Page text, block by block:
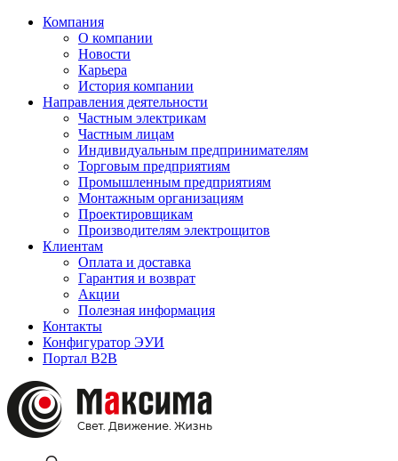
Компания
О компании
Новости
Карьера
История компании
Направления деятельности
Частным электрикам
Частным лицам
Индивидуальным предпринимателям
Торговым предприятиям
Промышленным предприятиям
Монтажным организациям
Проектировщикам
Производителям электрощитов
Клиентам
Оплата и доставка
Гарантия и возврат
Акции
Полезная информация
Контакты
Конфигуратор ЭУИ
Портал B2B